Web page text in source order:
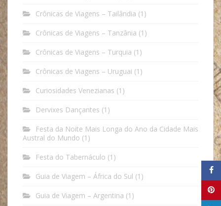
Crônicas de Viagens – Tailândia (1)
Crônicas de Viagens – Tanzânia (1)
Crônicas de Viagens – Turquia (1)
Crônicas de Viagens – Uruguai (1)
Curiosidades Venezianas (1)
Dervixes Dançantes (1)
Festa da Noite Mais Longa do Ano da Cidade Mais
Austral do Mundo (1)
Festa do Tabernáculo (1)
Guia de Viagem – África do Sul (1)
Guia de Viagem – Argentina (1)